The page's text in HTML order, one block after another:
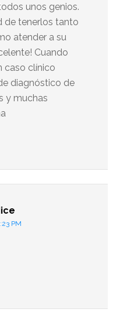
unos genios.
de tenerlos tanto
atender a su
Cuando
caso clínico
diagnóstico de
y muchas
PM